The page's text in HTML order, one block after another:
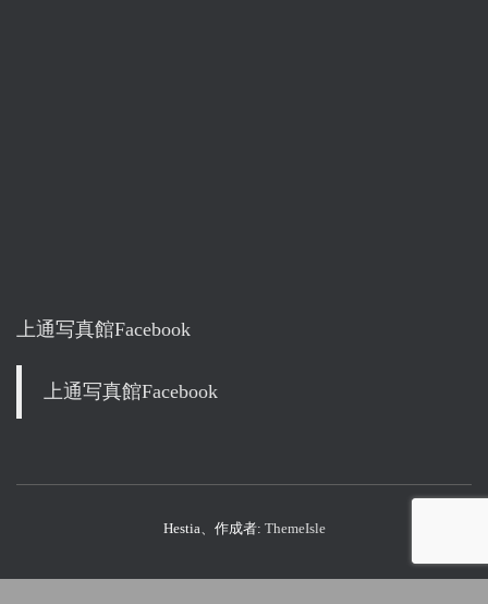
上通写真館Facebook
上通写真館Facebook
Hestia、作成者: ThemeIsle